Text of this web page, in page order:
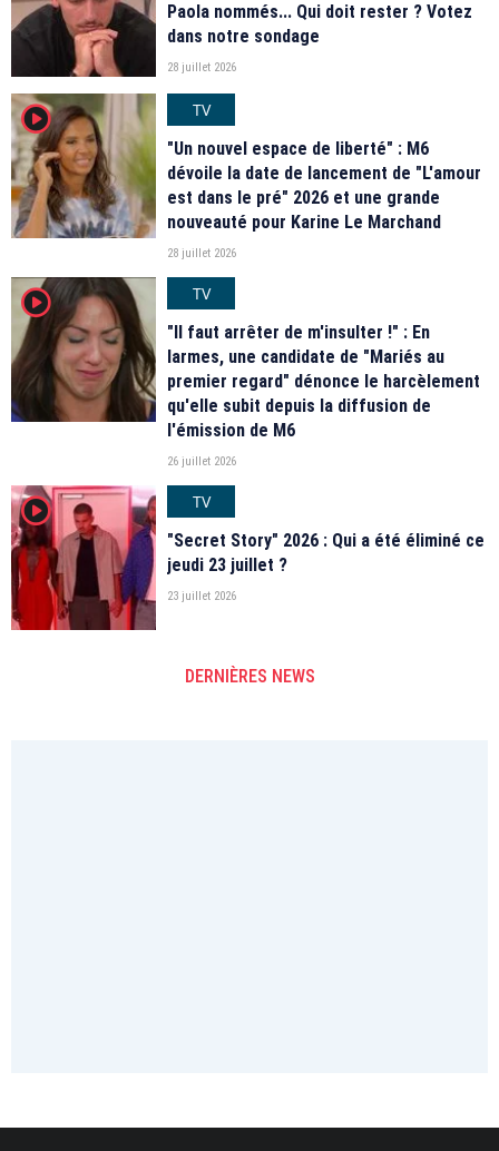
Paola nommés... Qui doit rester ? Votez
dans notre sondage
28 juillet 2026
player2
TV
"Un nouvel espace de liberté" : M6
dévoile la date de lancement de "L'amour
est dans le pré" 2026 et une grande
nouveauté pour Karine Le Marchand
28 juillet 2026
player2
TV
"Il faut arrêter de m'insulter !" : En
larmes, une candidate de "Mariés au
premier regard" dénonce le harcèlement
qu'elle subit depuis la diffusion de
l'émission de M6
26 juillet 2026
player2
TV
"Secret Story" 2026 : Qui a été éliminé ce
jeudi 23 juillet ?
23 juillet 2026
DERNIÈRES NEWS